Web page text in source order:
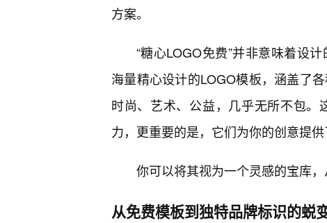
方案。
“糖心LOGO免费”并非意味着设
海量精心设计的LOGO模板，涵盖了
时尚、艺术、公益，几乎无所不包
力，更重要的是，它们为你的创意提供
你可以将其视为一个灵感的宝库
从免费模板到独特品牌标识的蜕